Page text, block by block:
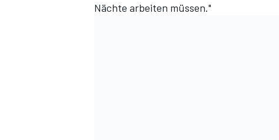
Nächte arbeiten müssen."